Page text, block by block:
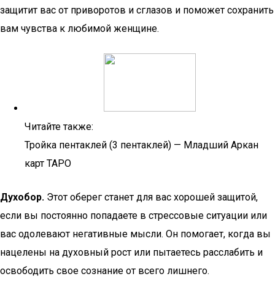
защитит вас от приворотов и сглазов и поможет сохранить
вам чувства к любимой женщине.
Читайте также:
Тройка пентаклей (3 пентаклей) — Младший Аркан
карт ТАРО
Духобор. Этот оберег станет для вас хорошей защитой,
если вы постоянно попадаете в стрессовые ситуации или
вас одолевают негативные мысли. Он помогает, когда вы
нацелены на духовный рост или пытаетесь расслабить и
освободить свое сознание от всего лишнего.